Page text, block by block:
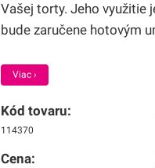
Vašej torty. Jeho využitie
bude zaručene hotovým
Viac ›
Kód tovaru:
114370
Cena: